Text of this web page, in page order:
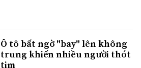
Ô tô bất ngờ "bay" lên không
trung khiến nhiều người thót
tim